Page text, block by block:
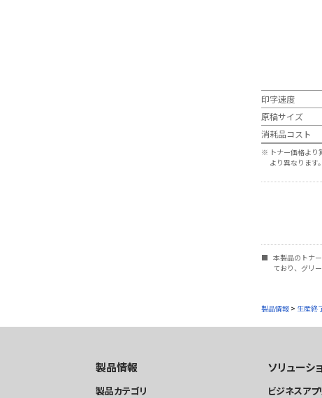
印字速度
原稿サイズ
消耗品コスト
※ トナー価格よ
より異なります
■ 本製品のトナ
ており、グリ
製品情報> 生産終
製品情報
製品カテゴリ
ソリューシ
ビジネスアプ